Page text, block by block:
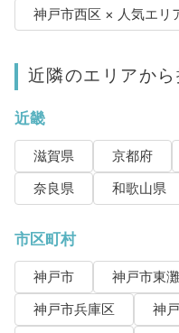
神戸市西区 × 人気エリ
近隣のエリアから
近畿
滋賀県 京都府
奈良県
和歌山県
市区町村
神戸市 神戸市東
神戸市兵庫区
神